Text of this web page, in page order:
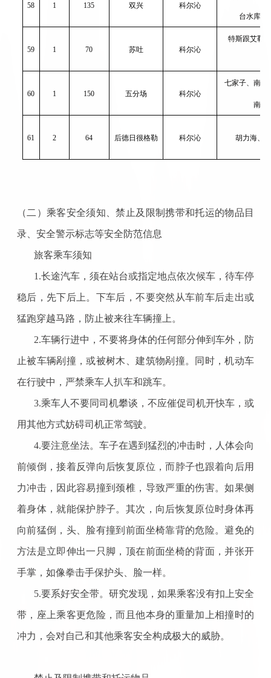
58 1 135 双兴 科尔沁
台水库、
59 1 70 苏吐 科尔沁
特斯跟艾勒
60 1 150 五分场 科尔沁
七家子、南哈
南骆
61 2 64 后德日很格勒 科尔沁 胡力海、
（二）乘客安全须知、禁止及限制携带和托运的物品目
录、安全警示标志等安全防范信息
旅客乘车须知
1.长途汽车，须在站台或指定地点依次候车，待车停
稳后，先下后上。下车后，不要突然从车前车后走出或
猛跑穿越马路，防止被来往车辆撞上。
2.车辆行进中，不要将身体的任何部分伸到车外，防
止被车辆剐撞，或被树木、建筑物剐撞。同时，机动车
在行驶中，严禁乘车人扒车和跳车。
3.乘车人不要同司机攀谈，不应催促司机开快车，或
用其他方式妨碍司机正常驾驶。
4.要注意坐法。车子在遇到猛烈的冲击时，人体会向
前倾倒，接着反弹向后恢复原位，而脖子也跟着向后用
力冲击，因此容易撞到颈椎，导致严重的伤害。如果侧
着身体，就能保护脖子。其次，向后恢复原位时身体再
向前猛倒，头、脸有撞到前面坐椅靠背的危险。避免的
方法是立即伸出一只脚，顶在前面坐椅的背面，并张开
手掌，如像拳击手保护头、脸一样。
5.要系好安全带。研究发现，如果乘客没有扣上安全
带，座上乘客更危险，而且他本身的重量加上相撞时的
冲力，会对自己和其他乘客安全构成极大的威胁。